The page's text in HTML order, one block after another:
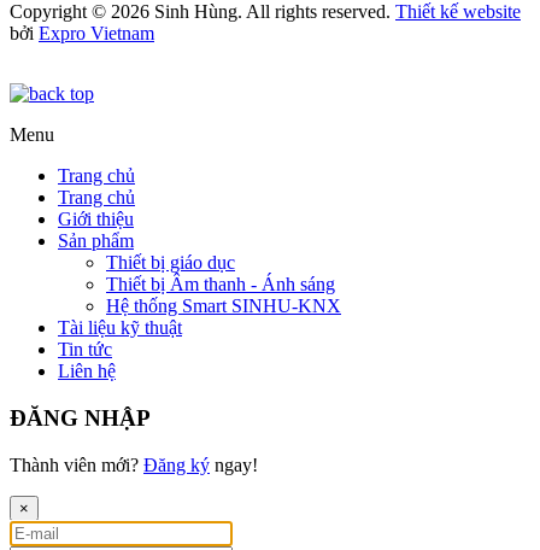
Copyright © 2026 Sinh Hùng. All rights reserved. Thiết kế website
bởi Expro Vietnam
Menu
Trang chủ
Trang chủ
Giới thiệu
Sản phẩm
Thiết bị giáo dục
Thiết bị Âm thanh - Ánh sáng
Hệ thống Smart SINHU-KNX
Tài liệu kỹ thuật
Tin tức
Liên hệ
ĐĂNG NHẬP
Thành viên mới? Đăng ký ngay!
×